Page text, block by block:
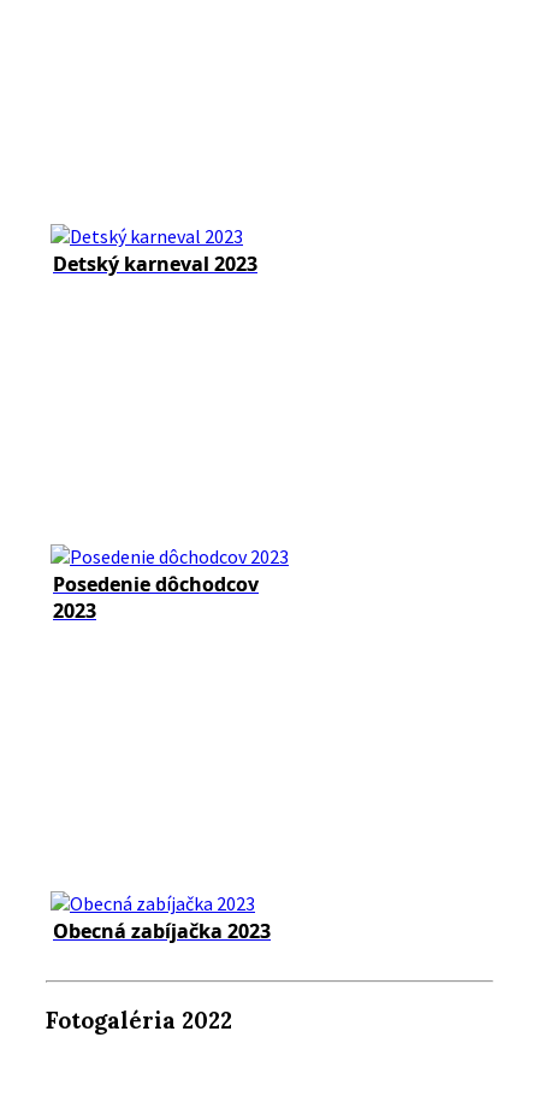
Detský karneval 2023
Posedenie dôchodcov
2023
Obecná zabíjačka 2023
Fotogaléria 2022